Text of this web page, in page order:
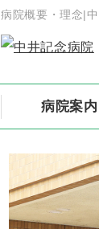
病院概要・理念|
病院案内